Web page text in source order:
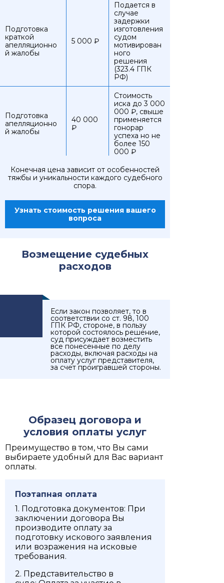
Подготовка
краткой
апелляционно
й жалобы
5 000 ₽
Подается в
случае
задержки
изготовления
судом
мотивирован
ного
решения
(323.4 ГПК
РФ)
Подготовка
апелляционно
й жалобы
40 000
₽
Стоимость
иска до 3 000
000 ₽, свыше
применяется
гонорар
успеха но не
более 150
000 ₽
Конечная цена зависит от особенностей
тяжбы и уникальности каждого судебного
спора.
Узнать стоимость решения вашего
вопроса
Возмещение судебных
расходов
Если закон позволяет, то в
соответствии со ст. 98, 100
ГПК РФ, стороне, в пользу
которой состоялось решение,
суд присуждает возместить
все понесенные по делу
расходы, включая расходы на
оплату услуг представителя,
за счет проигравшей стороны.
Образец договора и
условия оплаты услуг
Преимущество в том, что Вы сами
выбираете удобный для Вас вариант
оплаты.
Поэтапная оплата
1. Подготовка документов: При
заключении договора Вы
производите оплату за
подготовку искового заявления
или возражения на исковые
требования.
2. Представительство в